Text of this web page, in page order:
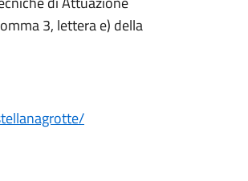
3, lettera e) della